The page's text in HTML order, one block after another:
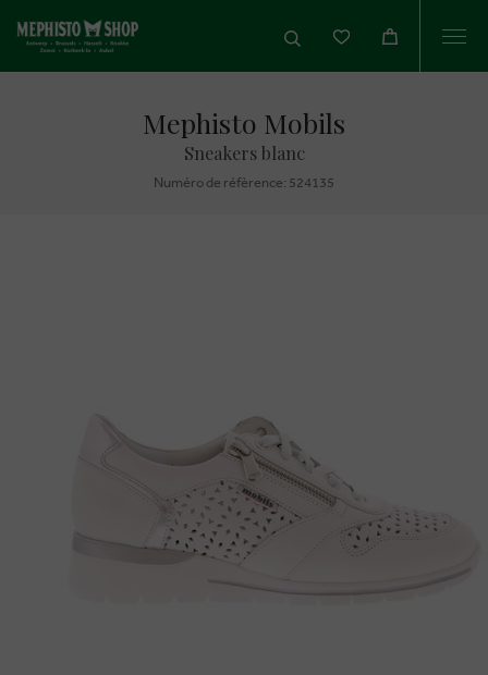
Mephisto Mobils
Sneakers blanc
Numéro de réfèrence: 524135